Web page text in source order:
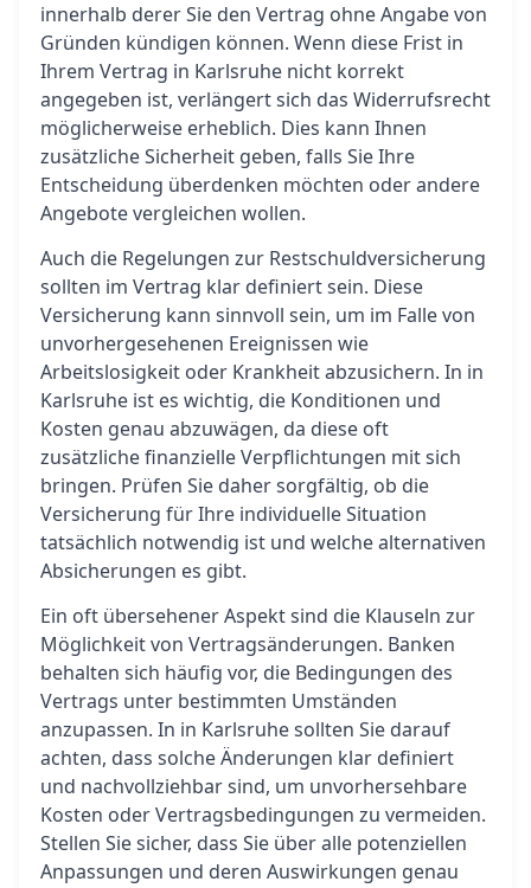
innerhalb derer Sie den Vertrag ohne Angabe von
Gründen kündigen können. Wenn diese Frist in
Ihrem Vertrag in Karlsruhe nicht korrekt
angegeben ist, verlängert sich das Widerrufsrecht
möglicherweise erheblich. Dies kann Ihnen
zusätzliche Sicherheit geben, falls Sie Ihre
Entscheidung überdenken möchten oder andere
Angebote vergleichen wollen.
Auch die Regelungen zur Restschuldversicherung
sollten im Vertrag klar definiert sein. Diese
Versicherung kann sinnvoll sein, um im Falle von
unvorhergesehenen Ereignissen wie
Arbeitslosigkeit oder Krankheit abzusichern. In in
Karlsruhe ist es wichtig, die Konditionen und
Kosten genau abzuwägen, da diese oft
zusätzliche finanzielle Verpflichtungen mit sich
bringen. Prüfen Sie daher sorgfältig, ob die
Versicherung für Ihre individuelle Situation
tatsächlich notwendig ist und welche alternativen
Absicherungen es gibt.
Ein oft übersehener Aspekt sind die Klauseln zur
Möglichkeit von Vertragsänderungen. Banken
behalten sich häufig vor, die Bedingungen des
Vertrags unter bestimmten Umständen
anzupassen. In in Karlsruhe sollten Sie darauf
achten, dass solche Änderungen klar definiert
und nachvollziehbar sind, um unvorhersehbare
Kosten oder Vertragsbedingungen zu vermeiden.
Stellen Sie sicher, dass Sie über alle potenziellen
Anpassungen und deren Auswirkungen genau